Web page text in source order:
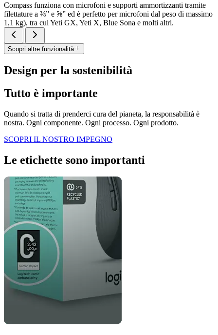
Compass funziona con microfoni e supporti ammortizzanti tramite
filettature a ⅜” e ⅝” ed è perfetto per microfoni dal peso di massimo
1,1 kg), tra cui Yeti GX, Yeti X, Blue Sona e molti altri.
Scopri altre funzionalità
Design per la sostenibilità
Tutto è importante
Quando si tratta di prenderci cura del pianeta, la responsabilità è
nostra. Ogni componente. Ogni processo. Ogni prodotto.
SCOPRI IL NOSTRO IMPEGNO
Le etichette sono importanti